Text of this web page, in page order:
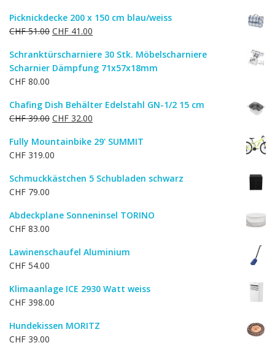
war:
CHF 23.00
ist:
CHF 19.00.
Picknickdecke 200 x 150 cm blau/weiss
CHF51.00 Ursprünglicher
war:
CHF 51.00
CHF 41.00
ist:
CHF 41.00.
Schranktürscharniere 30 Stk. Möbelscharniere
Scharnier Dämpfung 71x57x18mm
CHF 80.00
Chafing Dish Behälter Edelstahl GN-1/2 15 cm
CHF39.00 Ursprünglicher
war:
CHF 39.00
CHF 32.00
ist:
Fully Mountainbike 29' SUMMIT
CHF 319.00
Schmuckkästchen 5 Schubladen schwarz
CHF 79.00
Abdeckplane Sonneninsel TORINO
CHF 83.00
Lawinenschaufel Aluminium
CHF 54.00
Klimaanlage ICE 2930 Watt weiss
CHF 398.00
Hundekissen MORITZ
CHF 39.00